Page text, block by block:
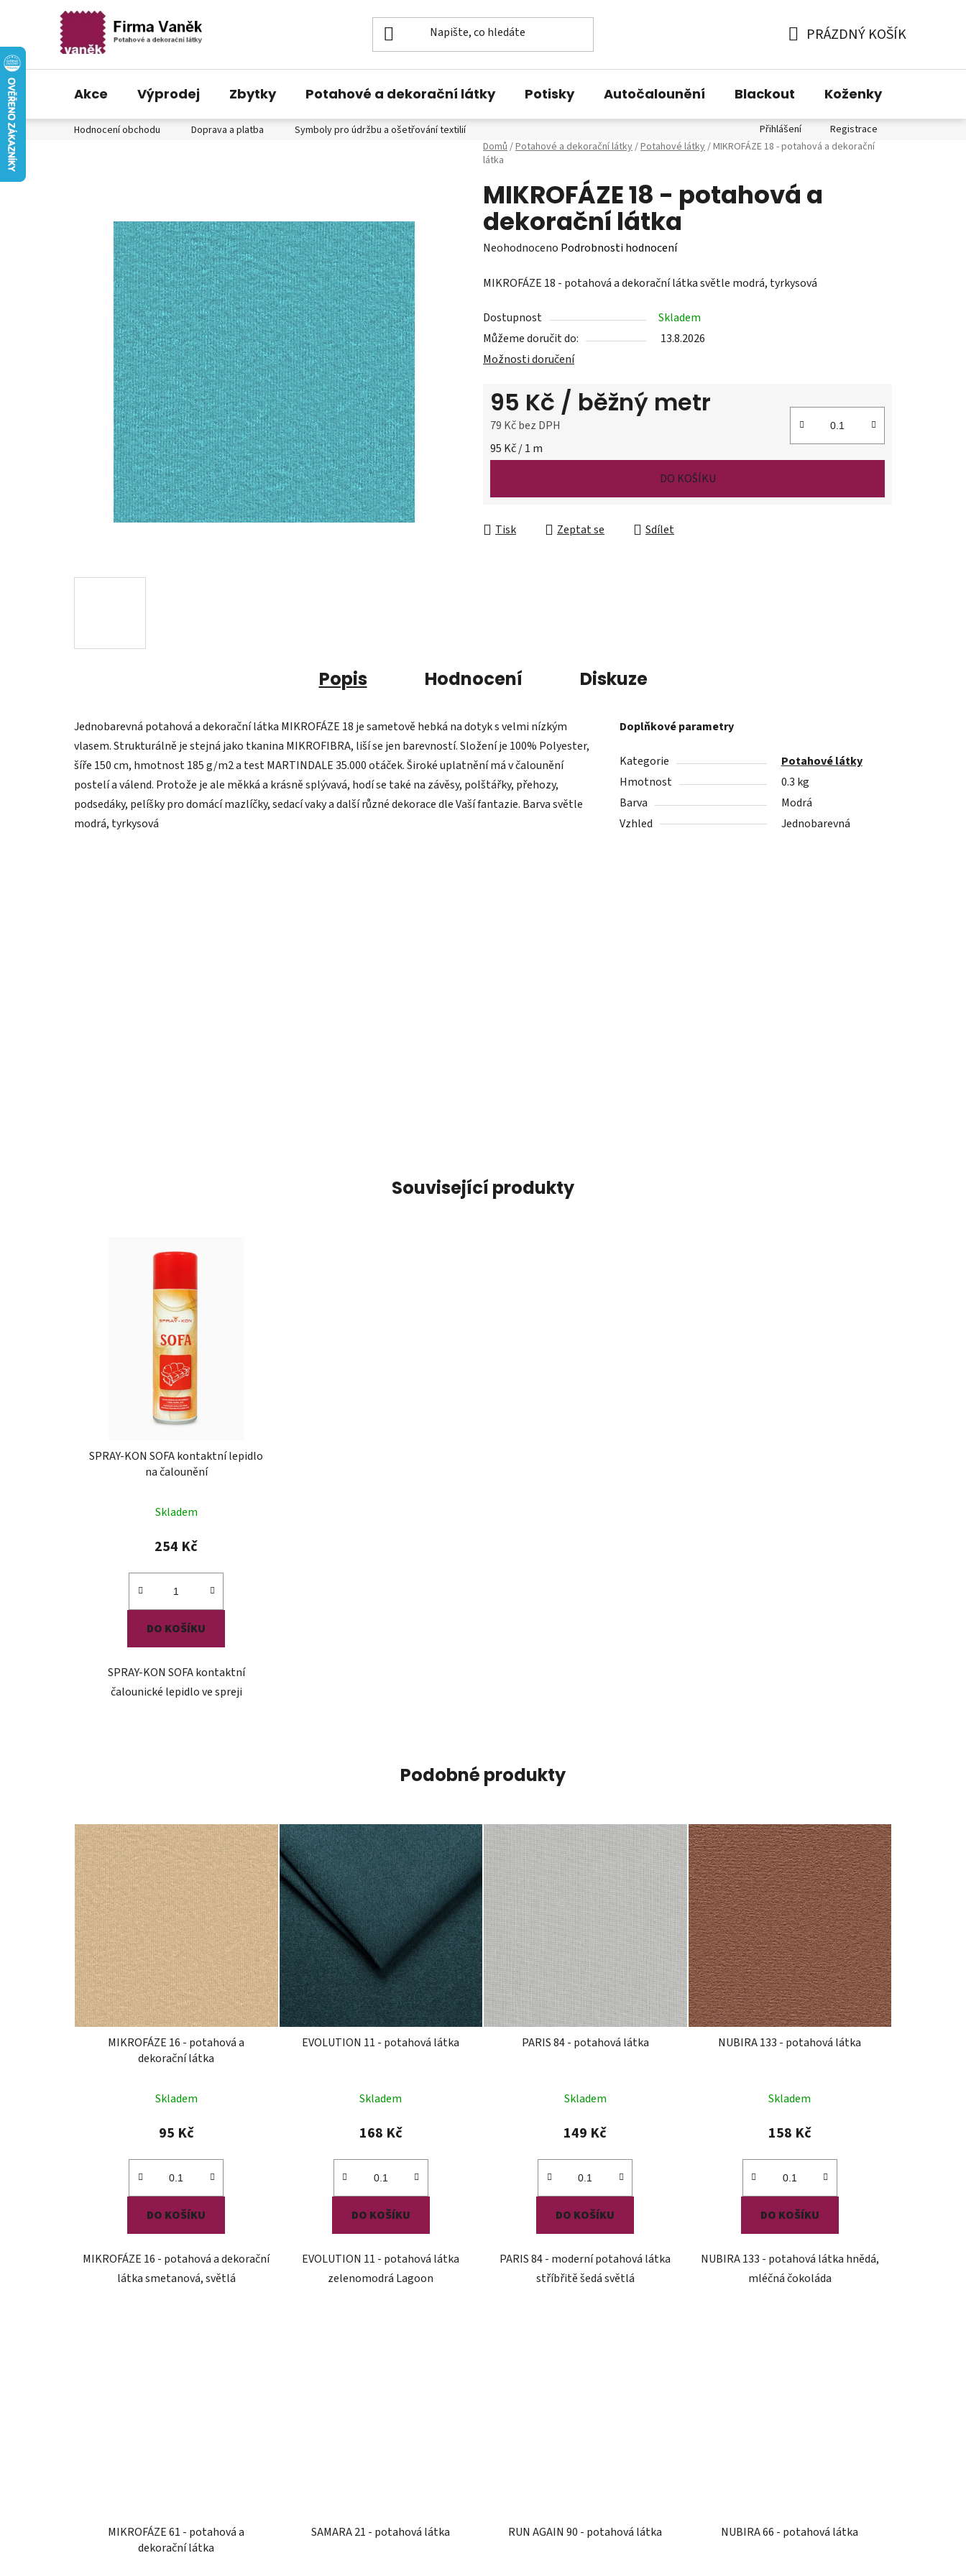
Přejít
na
obsah
Hodnocení obchodu Doprava a platba Symboly pro údržbu a ošetřování textilií Přihlášení Registrace
KOŠÍK
PRÁZDNÝ KOŠÍK
Akce Výprodej Zbytky Potahové a dekorační látky Potisky Autočalounění Blackout Koženky
Domů/Potahové a dekorační látky/Potahové látky/MIKROFÁZE 18 - potahová a dekorační
látka
MIKROFÁZE 18 - potahová a
dekorační látka
Průměrné
produktu
0,0
z
5
Neohodnoceno Podrobnosti hodnocení
MIKROFÁZE 18 - potahová a dekorační látka světle modrá, tyrkysová
Dostupnost
Skladem
Můžeme doručit do:
13.8.2026
Možnosti doručení
95 Kč / běžný metr
79 Kč bez DPH
Měrná cena:
95 Kč / 1 m
DO KOŠÍKU
Tisk Zeptat se Sdílet
Popis Hodnocení Diskuze
Jednobarevná potahová a dekorační látka MIKROFÁZE 18 je sametově hebká na dotyk s velmi nízkým
vlasem. Strukturálně je stejná jako tkanina MIKROFIBRA, liší se jen barevností. Složení je 100% Polyester,
šíře 150 cm, hmotnost 185 g/m2 a test MARTINDALE 35.000 otáček. Široké uplatnění má v čalounění
postelí a válend. Protože je ale měkká a krásně splývavá, hodí se také na závěsy, polštářky, přehozy,
podsedáky, pelíšky pro domácí mazlíčky, sedací vaky a další různé dekorace dle Vaší fantazie. Barva světle
modrá, tyrkysová
Doplňkové parametry
Kategorie
Potahové látky
Hmotnost
0.3 kg
Barva
Modrá
Vzhled
Jednobarevná
Související produkty
SPRAY-KON SOFA kontaktní lepidlo
na čalounění
Skladem
254 Kč
DO KOŠÍKU
SPRAY-KON SOFA kontaktní
čalounické lepidlo ve spreji
Podobné produkty
MIKROFÁZE 16 - potahová a
dekorační látka
hodnocení
produktu
5,0
z
hvězdiček.
Skladem
95 Kč
DO KOŠÍKU
MIKROFÁZE 16 - potahová a dekorační
látka smetanová, světlá
EVOLUTION 11 - potahová látka
Skladem
168 Kč
DO KOŠÍKU
EVOLUTION 11 - potahová látka
zelenomodrá Lagoon
PARIS 84 - potahová látka
Skladem
149 Kč
DO KOŠÍKU
PARIS 84 - moderní potahová látka
stříbřitě šedá světlá
NUBIRA 133 - potahová látka
Skladem
158 Kč
DO KOŠÍKU
NUBIRA 133 - potahová látka hnědá,
mléčná čokoláda
MIKROFÁZE 61 - potahová a
dekorační látka
SAMARA 21 - potahová látka RUN AGAIN 90 - potahová látka NUBIRA 66 - potahová látka